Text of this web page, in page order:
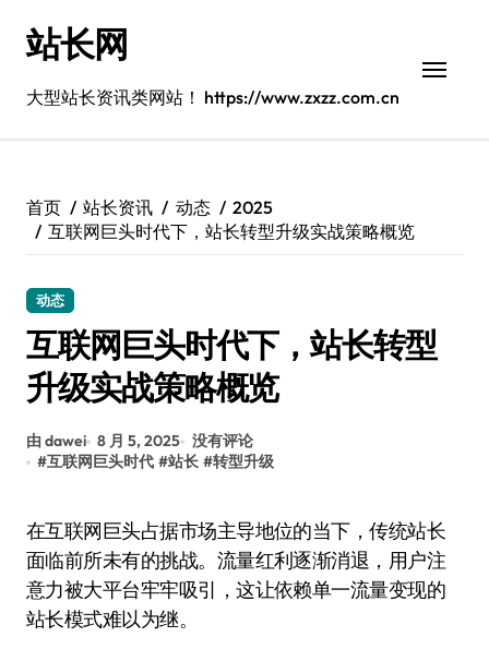
站长网
大型站长资讯类网站！ https://www.zxzz.com.cn
首页 站长资讯 动态
2025
互联网巨头时代下，站长转型升级实战策略概览
动态
互联网巨头时代下，站长转型
升级实战策略概览
由 dawei 8 月 5, 2025 没有评论
#互联网巨头时代 #站长 #转型升级
在互联网巨头占据市场主导地位的当下，传统站长
面临前所未有的挑战。流量红利逐渐消退，用户注
意力被大平台牢牢吸引，这让依赖单一流量变现的
站长模式难以为继。